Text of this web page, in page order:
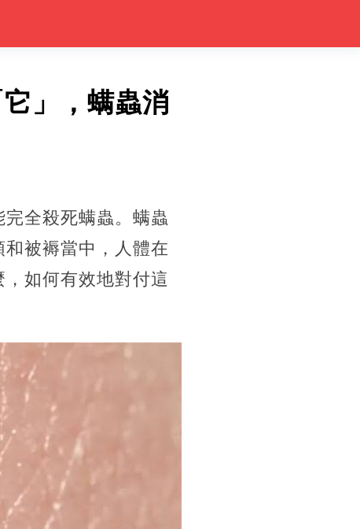
」，螨蟲消
全殺死螨蟲。螨蟲
被褥當中，人體在
如何有效地對付這